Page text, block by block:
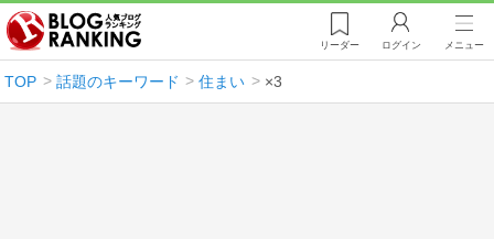
リーダー ログイン メニュー
TOP 話題のキーワード 住まい ×3